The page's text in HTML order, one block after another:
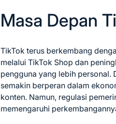
Masa Depan
TikTok terus berkembang
melalui TikTok Shop dan
pengguna yang lebih
semakin berperan dalam
konten. Namun, regulasi
memengaruhi